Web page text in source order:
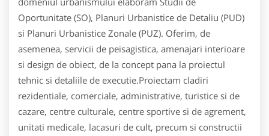
Oportunitate (SO), Planuri Urbanistice de Detaliu (PUD)
si Planuri Urbanistice Zonale (PUZ). Oferim, de
asemenea, servicii de peisagistica, amenajari interioare
si design de obiect, de la concept pana la proiectul
tehnic si detaliile de executie.Proiectam cladiri
rezidentiale, comerciale, administrative, turistice si de
cazare, centre culturale, centre sportive si de agrement,
unitati medicale, lacasuri de cult, precum si constructii